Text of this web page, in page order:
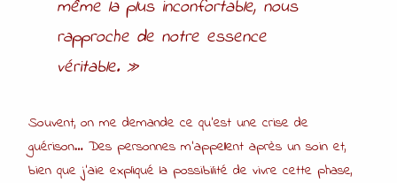
même la plus inconfortable, nous
rapproche de notre essence
véritable. »
Souvent, on me demande ce qu’est une crise de
guérison… Des personnes m’appellent après un soin et,
bien que j’aie expliqué la possibilité de vivre cette phase,